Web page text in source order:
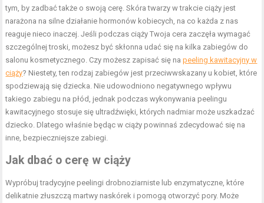
tym, by zadbać także o swoją cerę. Skóra twarzy w trakcie ciąży jest
narażona na silne działanie hormonów kobiecych, na co każda z nas
reaguje nieco inaczej. Jeśli podczas ciąży Twoja cera zaczęła wymagać
szczególnej troski, możesz być skłonna udać się na kilka zabiegów do
salonu kosmetycznego. Czy możesz zapisać się napeeling kawitacyjny w
ciąży? Niestety, ten rodzaj zabiegów jest przeciwwskazany u kobiet, które
spodziewają się dziecka. Nie udowodniono negatywnego wpływu
takiego zabiegu na płód, jednak podczas wykonywania peelingu
kawitacyjnego stosuje się ultradźwięki, których nadmiar może uszkadzać
dziecko. Dlatego właśnie będąc w ciąży powinnaś zdecydować się na
inne, bezpieczniejsze zabiegi.
Jak dbać o cerę w ciąży
Wypróbuj tradycyjne peelingi drobnoziarniste lub enzymatyczne, które
delikatnie złuszczą martwy naskórek i pomogą otworzyć pory. Może